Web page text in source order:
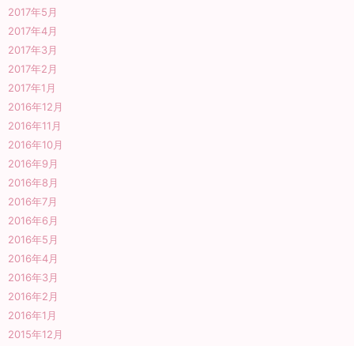
2017年5月
2017年4月
2017年3月
2017年2月
2017年1月
2016年12月
2016年11月
2016年10月
2016年9月
2016年8月
2016年7月
2016年6月
2016年5月
2016年4月
2016年3月
2016年2月
2016年1月
2015年12月